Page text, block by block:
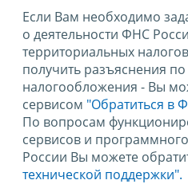
Если Вам необходимо
о деятельности ФНС
территориальных
получить разъяснения
налогообложения - Вы
сервисом "Обратиться в
По вопросам
сервисов и
России Вы можете
технической поддержки".